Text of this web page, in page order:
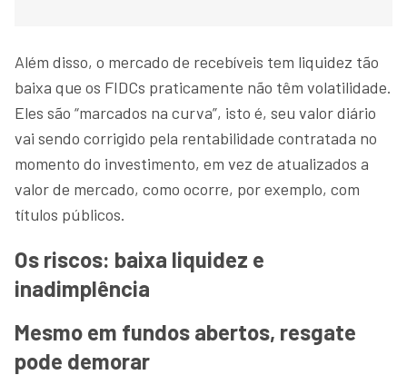
Além disso, o mercado de recebíveis tem liquidez tão
baixa que os FIDCs praticamente não têm volatilidade.
Eles são “marcados na curva”, isto é, seu valor diário
vai sendo corrigido pela rentabilidade contratada no
momento do investimento, em vez de atualizados a
valor de mercado, como ocorre, por exemplo, com
títulos públicos.
Os riscos: baixa liquidez e
inadimplência
Mesmo em fundos abertos, resgate
pode demorar